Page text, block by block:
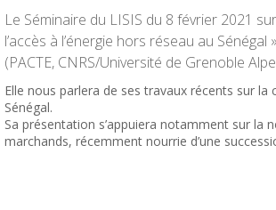
Le Séminaire du LISIS du 8 février 2021
l’accès à l’énergie hors réseau au Sénégal »
(PACTE, CNRS/Université de Grenoble
Elle nous parlera de ses travaux récents sur
Sénégal.
Sa présentation s’appuiera notamment sur
marchands, récemment nourrie d’une